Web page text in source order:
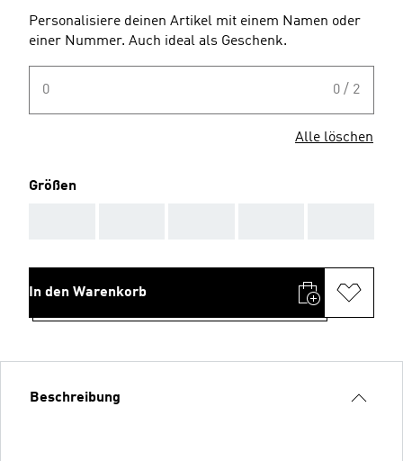
Personalisiere deinen Artikel mit einem Namen oder
einer Nummer. Auch ideal als Geschenk.
0 0 / 2
Alle löschen
Größen
In den Warenkorb
Beschreibung